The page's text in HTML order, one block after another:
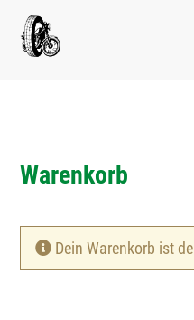
Warenkorb
Dein Warenkorb ist